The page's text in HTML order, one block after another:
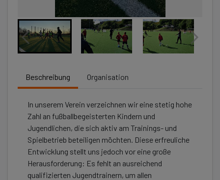
Beschreibung Organisation
In unserem Verein verzeichnen wir eine stetig hohe
Zahl an fußballbegeisterten Kindern und
Jugendlichen, die sich aktiv am Trainings- und
Spielbetrieb beteiligen möchten. Diese erfreuliche
Entwicklung stellt uns jedoch vor eine große
Herausforderung: Es fehlt an ausreichend
qualifizierten Jugendtrainern, um allen